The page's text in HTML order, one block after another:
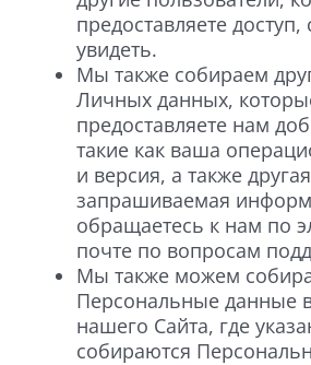
предоставляете доступ,
увидеть.
Мы также собираем
Личных данных,
предоставляете нам
такие как ваша
и версия, а также другая
запрашиваемая
обращаетесь к нам по
почте по вопросам
Мы также можем
Персональные данные
нашего Сайта, где
собираются